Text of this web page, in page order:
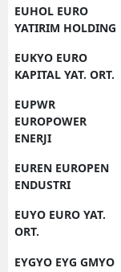
EUHOL EURO
YATIRIM HOLDING
EUKYO EURO
KAPITAL YAT. ORT.
EUPWR
EUROPOWER
ENERJI
EUREN EUROPEN
ENDUSTRI
EUYO EURO YAT.
ORT.
EYGYO EYG GMYO